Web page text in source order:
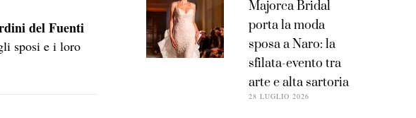
del Fuenti
sposi e i loro
Majorca Bridal
porta la moda
sposa a Naro: la
sfilata-evento tra
arte e alta sartoria
28 LUGLIO 2026